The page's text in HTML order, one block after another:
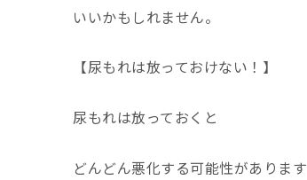
いいかもしれません。
【尿もれは放っておけない！】
尿もれは放っておくと
どんどん悪化する可能性があります